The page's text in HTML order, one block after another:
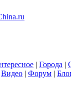
| Города |
Видео | Форум |